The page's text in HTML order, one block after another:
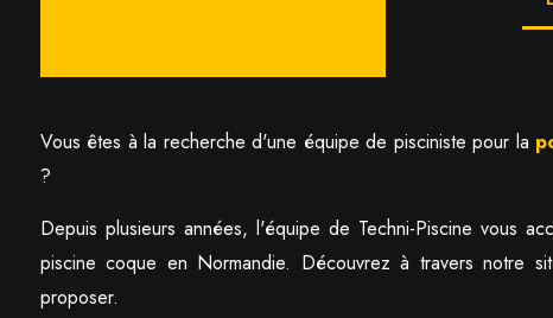
Vous êtes à la recherche d'une équipe de pisciniste pour la
?
Depuis plusieurs années, l'équipe de Techni-Piscine vous
piscine coque en Normandie. Découvrez à travers notre
proposer.